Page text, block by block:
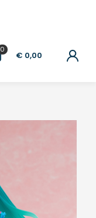
0
€ 0,00